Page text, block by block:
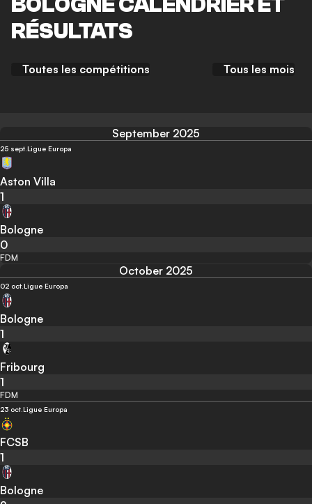
RÉSULTATS
Toutes les compétitions Tous les mois
September 2025
25 sept. Ligue Europa
Aston Villa
1
Bologne
0
FDM
October 2025
02 oct. Ligue Europa
Bologne
1
Fribourg
1
FDM
23 oct. Ligue Europa
FCSB
1
Bologne